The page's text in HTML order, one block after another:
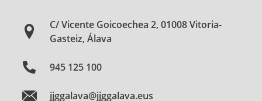
C/ Vicente Goicoechea 2, 01008 Vitoria-
Gasteiz, Álava
945 125 100
jjggalava@jjggalava.eus